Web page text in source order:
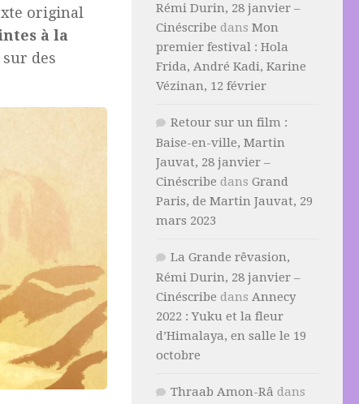
original
à la
des
Rémi Durin, 28 janvier –
Cinéscribe dans Mon
premier festival : Hola
Frida, André Kadi, Karine
Vézinan, 12 février
Retour sur un film :
Baise-en-ville, Martin
Jauvat, 28 janvier –
Cinéscribe dans Grand
Paris, de Martin Jauvat, 29
mars 2023
La Grande rêvasion,
Rémi Durin, 28 janvier –
Cinéscribe dans Annecy
2022 : Yuku et la fleur
d’Himalaya, en salle le 19
octobre
Thraab Amon-Râ dans